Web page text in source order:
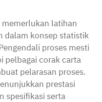
memerlukan latihan
dalam konsep statistik
proses mesti
pelbagai corak carta
pelarasan proses.
prestasi
spesifikasi serta